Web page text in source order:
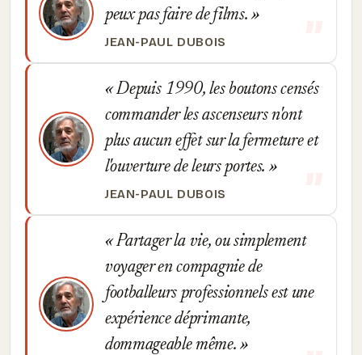
peux pas faire de films.
JEAN-PAUL DUBOIS
Depuis 1990, les boutons censés
commander les ascenseurs n'ont
plus aucun effet sur la fermeture et
l'ouverture de leurs portes.
JEAN-PAUL DUBOIS
Partager la vie, ou simplement
voyager en compagnie de
footballeurs professionnels est une
expérience déprimante,
dommageable même.